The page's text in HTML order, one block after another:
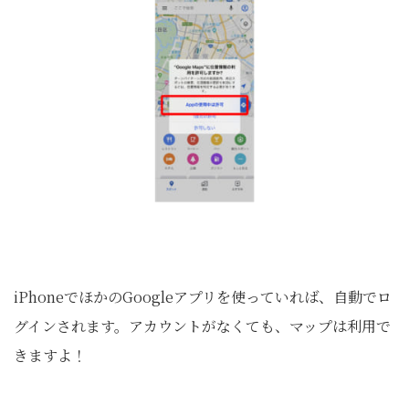
iPhoneでほかのGoogleアプリを使っていれば、自動でロ
グインされます。アカウントがなくても、マップは利用で
きますよ！